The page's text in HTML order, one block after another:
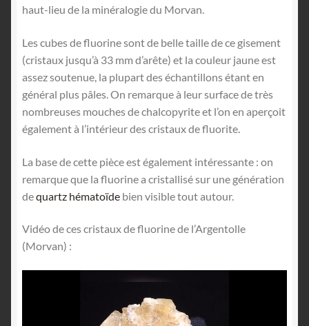
haut-lieu de la minéralogie du Morvan.
Les cubes de fluorine sont de belle taille de ce gisement
(cristaux jusqu’à 33 mm d’arête) et la couleur jaune est
assez soutenue, la plupart des échantillons étant en
général plus pâles. On remarque à leur surface de très
nombreuses mouches de chalcopyrite et l’on en aperçoit
également à l’intérieur des cristaux de fluorite.
La base de cette pièce est également intéressante : on
remarque que la fluorine a cristallisé sur une génération
dequartz hématoïde bien visible tout autour.
Vidéo de ces cristaux de fluorine de l’Argentolle
(Morvan) :